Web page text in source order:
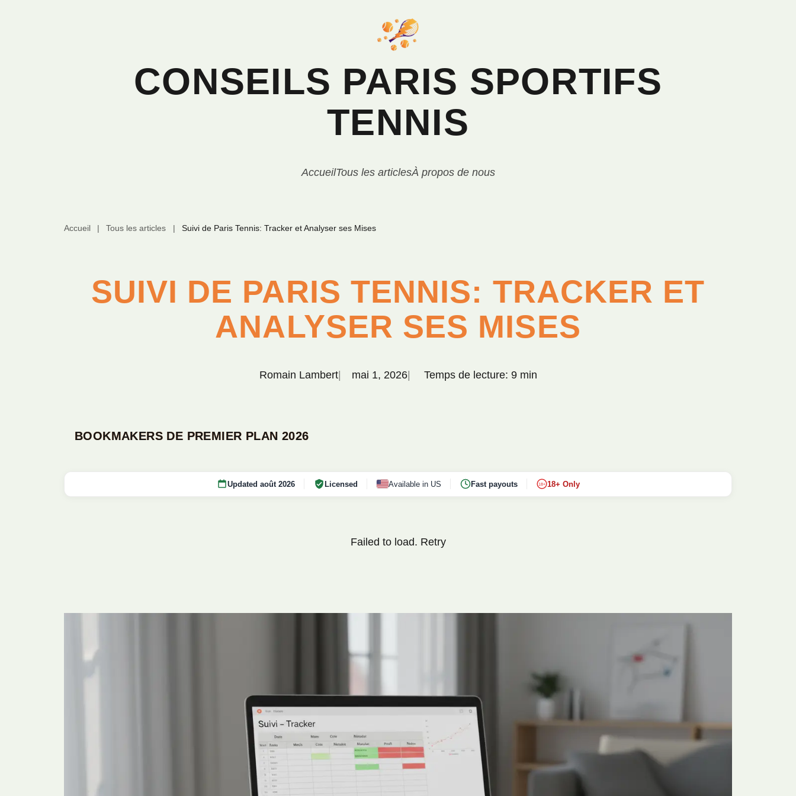
CONSEILS PARIS SPORTIFS
TENNIS
AccueilTous les articlesÀ propos de nous
Accueil | Tous les articles | Suivi de Paris Tennis: Tracker et Analyser ses Mises
SUIVI DE PARIS TENNIS: TRACKER ET
ANALYSER SES MISES
Romain Lambert mai 1, 2026 Temps de lecture: 9 min
BOOKMAKERS DE PREMIER PLAN 2026
Updated août 2026 Licensed Available in US Fast payouts 18+ 18+ Only
Failed to load. Retry